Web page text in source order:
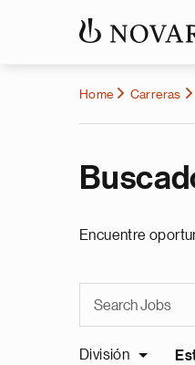
Home Carreras
Encuentre
División